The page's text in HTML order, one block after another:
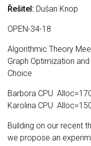
Řešitel: Dušan
OPEN-34-18
Algorithmic Theory
Graph Optimization
Choice
Barbora CPU
Karolina CPU
Building on our recent
we propose an